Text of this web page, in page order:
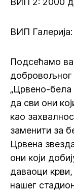
ВИП
Подсећамо
добровољног
„Црвено-бела
да сви они
као
заменити за
Црвена
они који
даваоци
нашег